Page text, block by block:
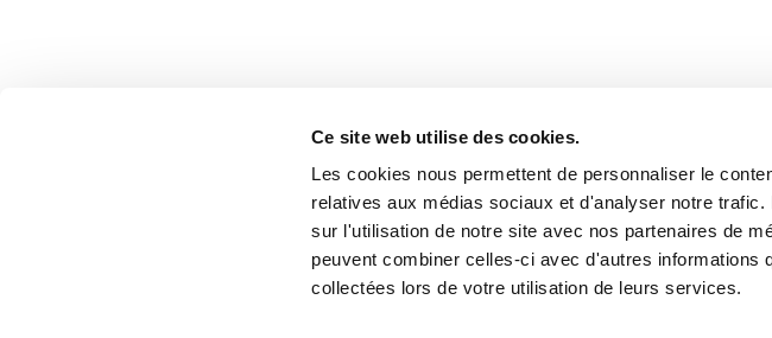
Ce site web utilise des cookies.
Les cookies nous permettent de personnaliser le
relatives aux médias sociaux et d'analyser notre
sur l'utilisation de notre site avec nos partenaires de
peuvent combiner celles-ci avec d'autres informations
collectées lors de votre utilisation de leurs services.
A la recherche d'autres produits d'assurance Vivium que